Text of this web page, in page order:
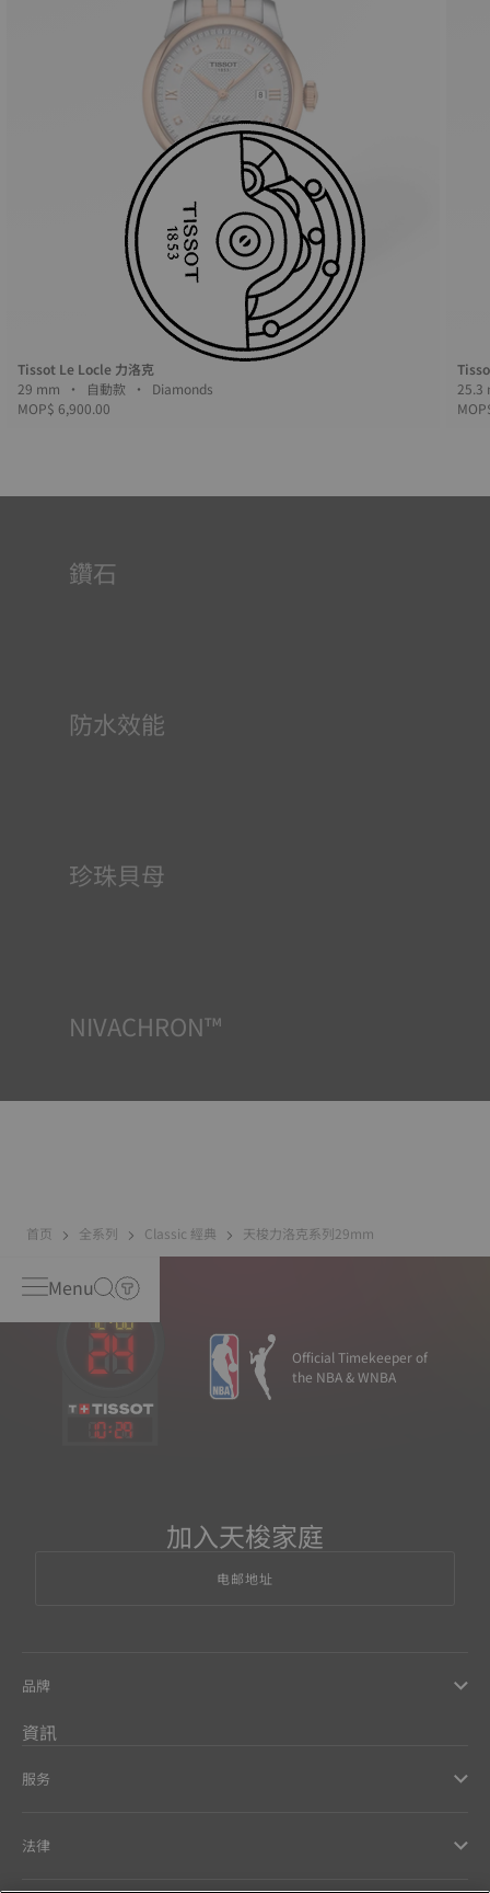
Tissot Le Locle 力洛克
29 mm • 自動款 • Diamonds
MOP$ 6,900.00
鑽石
防水效能
珍珠貝母
NIVACHRON™
首页 全系列 Classic 經典 天梭力洛克系列29mm
Menu
10:29
Official Timekeeper of
the NBA & WNBA
加入天梭家庭
电邮地址
品牌
資訊
服务
法律